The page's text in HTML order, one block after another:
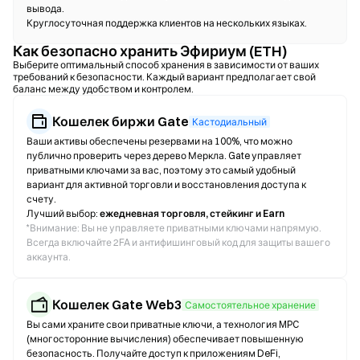
вывода.
Круглосуточная поддержка клиентов на нескольких языках.
Как безопасно хранить Эфириум (ETH)
Выберите оптимальный способ хранения в зависимости от ваших
требований к безопасности. Каждый вариант предполагает свой
баланс между удобством и контролем.
Кошелек биржи Gate Кастодиальный
Ваши активы обеспечены резервами на 100%, что можно
публично проверить через дерево Меркла. Gate управляет
приватными ключами за вас, поэтому это самый удобный
вариант для активной торговли и восстановления доступа к
счету.
Лучший выбор: ежедневная торговля, стейкинг и Earn
*Внимание: Вы не управляете приватными ключами напрямую.
Всегда включайте 2FA и антифишинговый код для защиты вашего
аккаунта.
Кошелек Gate Web3 Самостоятельное хранение
Вы сами храните свои приватные ключи, а технология MPC
(многосторонние вычисления) обеспечивает повышенную
безопасность. Получайте доступ к приложениям DeFi,